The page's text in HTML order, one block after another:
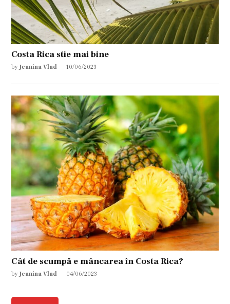
Costa Rica stie mai bine
by Jeanina Vlad 10/06/2023
Cât de scumpă e mâncarea în Costa Rica?
by Jeanina Vlad 04/06/2023